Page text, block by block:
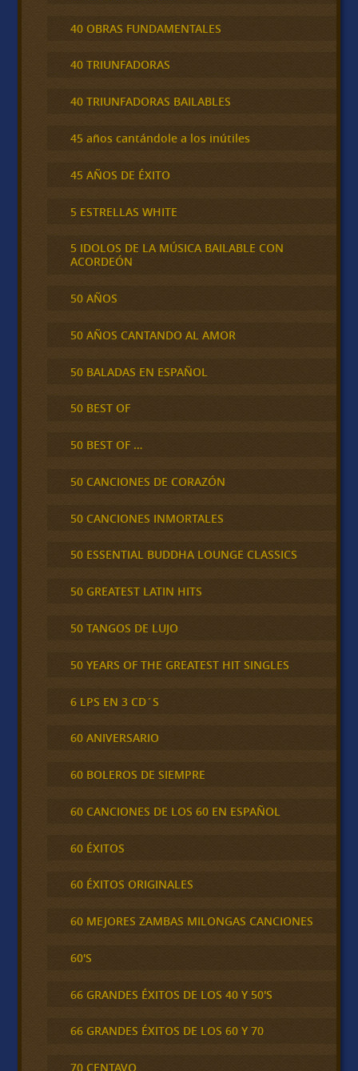
40 OBRAS FUNDAMENTALES
40 TRIUNFADORAS
40 TRIUNFADORAS BAILABLES
45 años cantándole a los inútiles
45 AÑOS DE ÉXITO
5 ESTRELLAS WHITE
5 IDOLOS DE LA MÚSICA BAILABLE CON
ACORDEÓN
50 AÑOS
50 AÑOS CANTANDO AL AMOR
50 BALADAS EN ESPAÑOL
50 BEST OF
50 BEST OF …
50 CANCIONES DE CORAZÓN
50 CANCIONES INMORTALES
50 ESSENTIAL BUDDHA LOUNGE CLASSICS
50 GREATEST LATIN HITS
50 TANGOS DE LUJO
50 YEARS OF THE GREATEST HIT SINGLES
6 LPS EN 3 CD´S
60 ANIVERSARIO
60 BOLEROS DE SIEMPRE
60 CANCIONES DE LOS 60 EN ESPAÑOL
60 ÉXITOS
60 ÉXITOS ORIGINALES
60 MEJORES ZAMBAS MILONGAS CANCIONES
60'S
66 GRANDES ÉXITOS DE LOS 40 Y 50'S
66 GRANDES ÉXITOS DE LOS 60 Y 70
70 CENTAVO